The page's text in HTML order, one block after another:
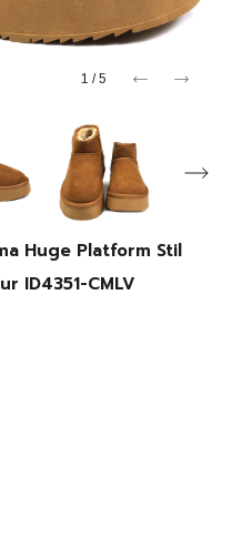
1 / 5
Huge Platform Stil
ID4351-CMLV